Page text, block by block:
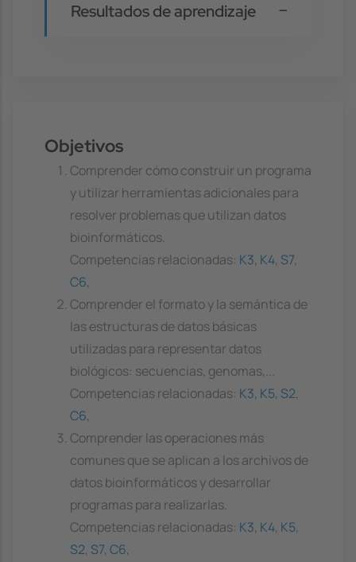
Resultados de aprendizaje
Objetivos
Comprender cómo construir un programa
y utilizar herramientas adicionales para
resolver problemas que utilizan datos
bioinformáticos.
Competencias relacionadas: K3, K4, S7,
C6,
Comprender el formato y la semántica de
las estructuras de datos básicas
utilizadas para representar datos
biológicos: secuencias, genomas,...
Competencias relacionadas: K3, K5, S2,
C6,
Comprender las operaciones más
comunes que se aplican a los archivos de
datos bioinformáticos y desarrollar
programas para realizarlas.
Competencias relacionadas: K3, K4, K5,
S2, S7, C6,